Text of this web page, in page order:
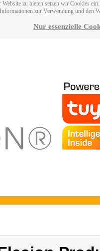
zu bieten setzen wir Cookies
zur Verwendung und den
Nur essenzielle